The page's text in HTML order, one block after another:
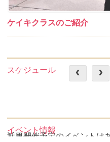
ケイキクラスのご紹介
スケジュール
イベント情報
近日開催予定のイベントはありません